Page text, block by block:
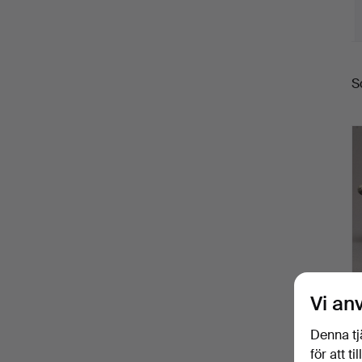
Vi
Denna
för att